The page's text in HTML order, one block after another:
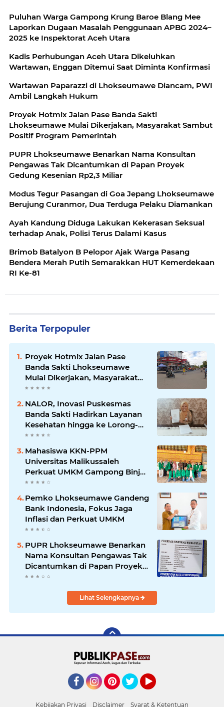
Puluhan Warga Gampong Krung Baroe Blang Mee
Laporkan Dugaan Masalah Penggunaan APBG 2024–
2025 ke Inspektorat Aceh Utara
Kadis Perhubungan Aceh Utara Dikeluhkan
Wartawan, Enggan Ditemui Saat Diminta Konfirmasi
Wartawan Paparazzi di Lhokseumawe Diancam, PWI
Ambil Langkah Hukum
Proyek Hotmix Jalan Pase Banda Sakti
Lhokseumawe Mulai Dikerjakan, Masyarakat Sambut
Positif Program Pemerintah
PUPR Lhokseumawe Benarkan Nama Konsultan
Pengawas Tak Dicantumkan di Papan Proyek
Gedung Kesenian Rp2,3 Miliar
Modus Tegur Pasangan di Goa Jepang Lhokseumawe
Berujung Curanmor, Dua Terduga Pelaku Diamankan
Ayah Kandung Diduga Lakukan Kekerasan Seksual
terhadap Anak, Polisi Terus Dalami Kasus
Brimob Batalyon B Pelopor Ajak Warga Pasang
Bendera Merah Putih Semarakkan HUT Kemerdekaan
RI Ke-81
Berita Terpopuler
Proyek Hotmix Jalan Pase
Banda Sakti Lhokseumawe
Mulai Dikerjakan, Masyarakat
Sambut Positif Program
NALOR, Inovasi Puskesmas
Banda Sakti Hadirkan Layanan
Kesehatan hingga ke Lorong-
Lorong Warga
Mahasiswa KKN-PPM
Universitas Malikussaleh
Perkuat UMKM Gampong Binjee
melalui Program
Pemberdayaan Ekonomi
Pemko Lhokseumawe Gandeng
Bank Indonesia, Fokus Jaga
Inflasi dan Perkuat UMKM
PUPR Lhokseumawe Benarkan
Nama Konsultan Pengawas Tak
Dicantumkan di Papan Proyek
Gedung Kesenian Rp2,3 Miliar
Lihat Selengkapnya
Kebijakan Privasi Disclaimer Syarat & Ketentuan